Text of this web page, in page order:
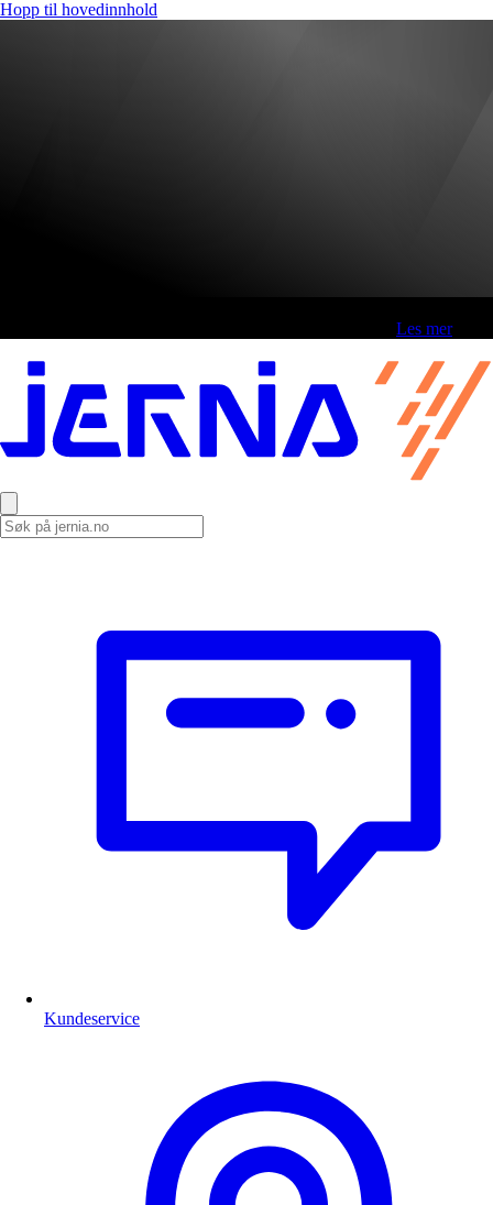
Hopp til hovedinnhold
Les mer
Kundeservice